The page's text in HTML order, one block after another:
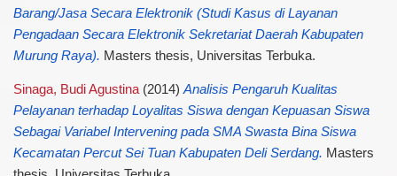
Barang/Jasa Secara Elektronik (Studi Kasus di Layanan
Pengadaan Secara Elektronik Sekretariat Daerah Kabupaten
Murung Raya). Masters thesis, Universitas Terbuka.
Sinaga, Budi Agustina(2014)Analisis Pengaruh Kualitas
Pelayanan terhadap Loyalitas Siswa dengan Kepuasan Siswa
Sebagai Variabel Intervening pada SMA Swasta Bina Siswa
Kecamatan Percut Sei Tuan Kabupaten Deli Serdang. Masters